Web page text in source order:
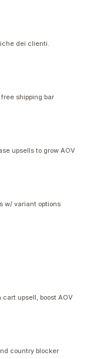
dei clienti.
shipping bar
upsells to grow AOV
w/ variant options
upsell, boost AOV
country blocker